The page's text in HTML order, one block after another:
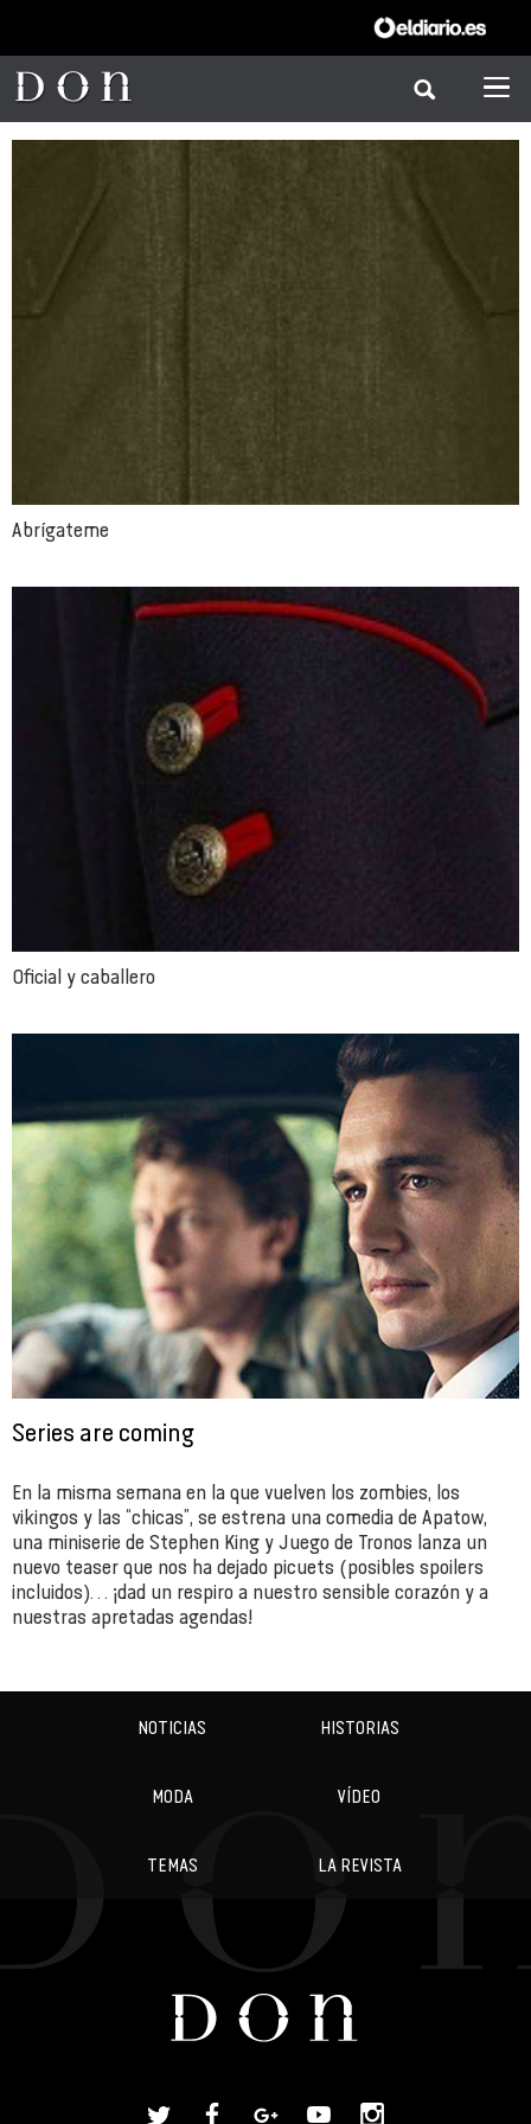
Abrígateme
Oficial y caballero
Series are coming
En la misma semana en la que vuelven los zombies, los
vikingos y las “chicas”, se estrena una comedia de Apatow,
una miniserie de Stephen King y Juego de Tronos lanza un
nuevo teaser que nos ha dejado picuets (posibles spoilers
incluidos)… ¡dad un respiro a nuestro sensible corazón y a
nuestras apretadas agendas!
NOTICIAS HISTORIAS
MODA VÍDEO
TEMAS LA REVISTA